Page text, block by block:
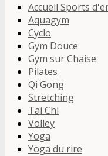
Accueil Sports
Aquagym
Cyclo
Gym Douce
Gym sur Chaise
Pilates
Qi Gong
Stretching
Tai Chi
Volley
Yoga
Yoga du rire